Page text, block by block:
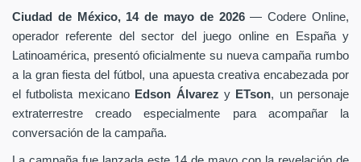
Ciudad de México, 14 de mayo de 2026— Codere Online,
operador referente del sector del juego online en España y
Latinoamérica, presentó oficialmente su nueva campaña rumbo
a la gran fiesta del fútbol, una apuesta creativa encabezada por
el futbolista mexicano Edson Álvarez yETson, un personaje
extraterrestre creado especialmente para acompañar la
conversación de la campaña.